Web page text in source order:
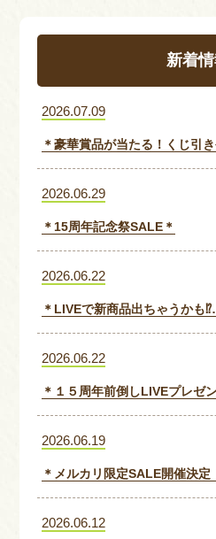
新着
2026.07.09
＊豪華賞品が当たる！くじ引
2026.06.29
＊15周年記念祭SALE＊
2026.06.22
＊LIVEで新商品出ちゃうかも
2026.06.22
＊１５周年前倒しLIVEプレゼ
2026.06.19
＊メルカリ限定SALE開催決
2026.06.12